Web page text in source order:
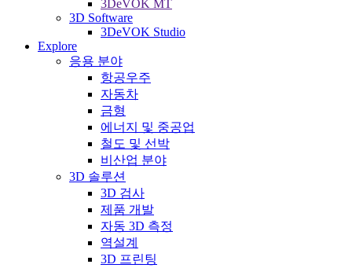
3DeVOK MT
3D Software
3DeVOK Studio
Explore
응용 분야
항공우주
자동차
금형
에너지 및 중공업
철도 및 선박
비산업 분야
3D 솔루션
3D 검사
제품 개발
자동 3D 측정
역설계
3D 프린팅